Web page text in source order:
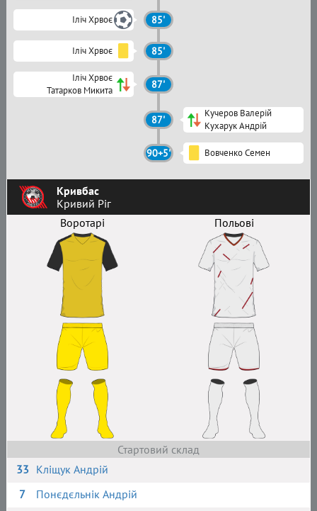
Кривбас
Кривий Ріг
Воротарі
Польові
Стартовий склад
33 Кліщук Андрій
7
Понєдєльнік Андрій
Іліч Хрвоє 85'
Іліч Хрвоє 85'
Іліч Хрвоє
Татарков Микита
87'
87'
Кучеров Валерій
Кухарук Андрій
90+5' Вовченко Семен